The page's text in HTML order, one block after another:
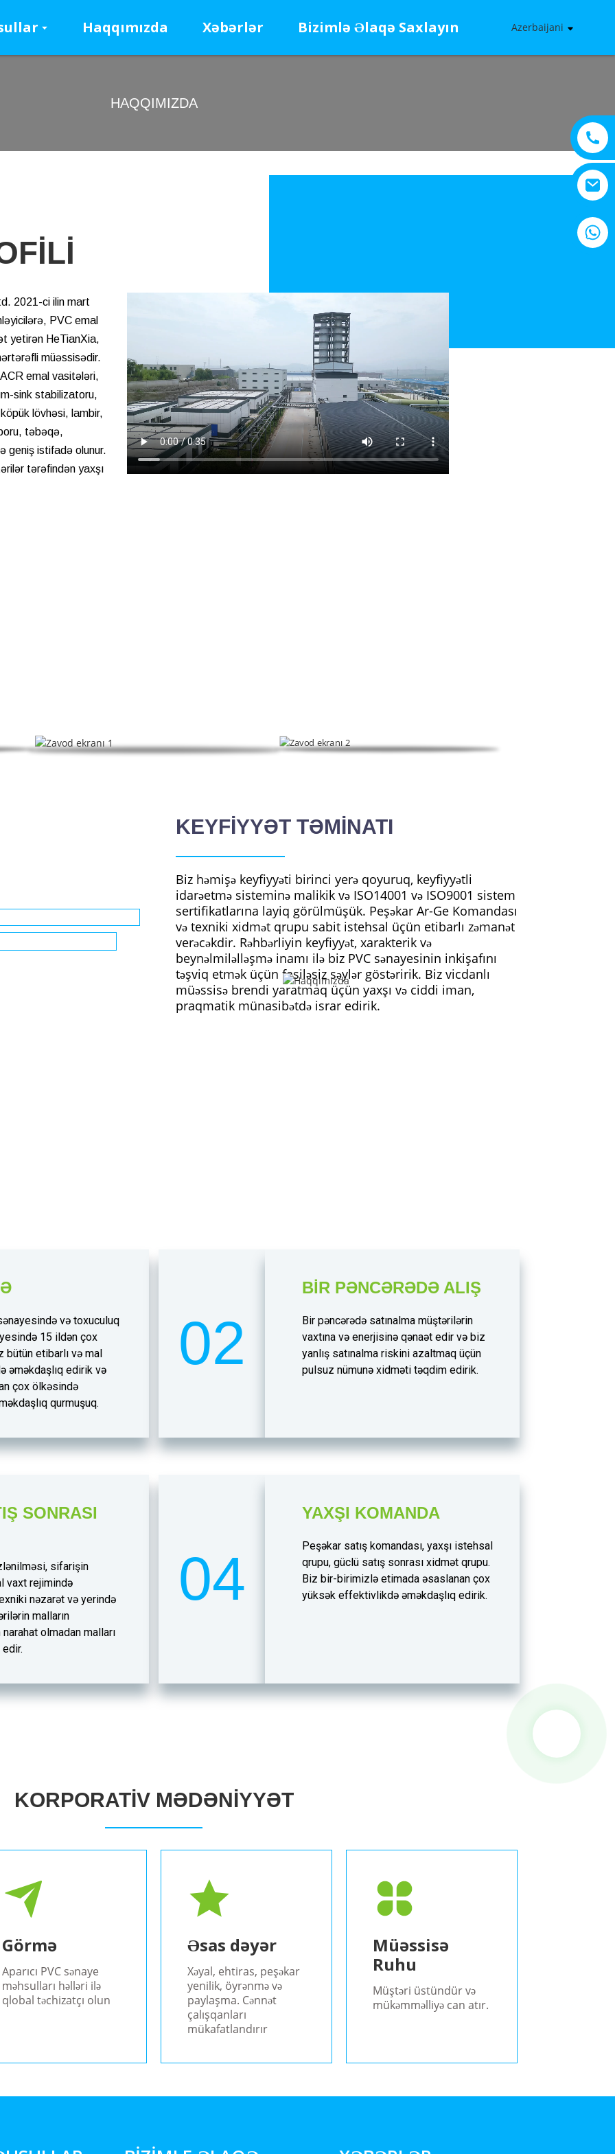
Haqqımızda Xəbərlər Bizimlə Əlaqə Saxlayın Azerbaijani
HAQQIMIZDA
2021-ci ilin mart
PVC emal
yetirən HeTianXia,
müəssisədir.
emal vasitələri,
sink stabilizatoru,
lövhəsi, lambir,
təbəqə,
geniş istifadə olunur.
tərəfindən yaxşı
KEYFİYYƏT TƏMİNATI
Biz həmişə keyfiyyəti birinci yerə qoyuruq, keyfiyyətli
idarəetmə sisteminə malikik və ISO14001 və ISO9001 sistem
sertifikatlarına layiq görülmüşük. Peşəkar Ar-Ge Komandası
və texniki xidmət qrupu sabit istehsal üçün etibarlı zəmanət
verəcəkdir. Rəhbərliyin keyfiyyət, xarakterik və
beynəlmiləlləşmə inamı ilə biz PVC sənayesinin inkişafını
təşviq etmək üçün fasiləsiz səylər göstəririk. Biz vicdanlı
müəssisə brendi yaratmaq üçün yaxşı və ciddi iman,
praqmatik münasibətdə israr edirik.
və toxuculuq
15 ildən çox
bütün etibarlı və mal
əməkdaşlıq edirik və
çox ölkəsində
qurmuşuq.
02
BIR PƏNCƏRƏDƏ ALIŞ
Bir pəncərədə satınalma müştərilərin
vaxtına və enerjisinə qənaət edir və biz
yanlış satınalma riskini azaltmaq üçün
pulsuz nümunə xidməti təqdim edirik.
SONRASI
sifarişin
vaxt rejimində
nəzarət və yerində
malların
olmadan malları
edir.
04
YAXŞI KOMANDA
Peşəkar satış komandası, yaxşı istehsal
qrupu, güclü satış sonrası xidmət qrupu.
Biz bir-birimizlə etimada əsaslanan çox
yüksək effektivlikdə əməkdaşlıq edirik.
KORPORATIV MƏDƏNIYYƏT
Görmə
Aparıcı PVC sənaye
məhsulları həlləri ilə
qlobal təchizatçı olun
Əsas dəyər
Xəyal, ehtiras, peşəkar
yenilik, öyrənmə və
paylaşma. Cənnət
çalışqanları
mükafatlandırır
Müəssisə
Ruhu
Müştəri üstündür və
mükəmməlliyə can atır.